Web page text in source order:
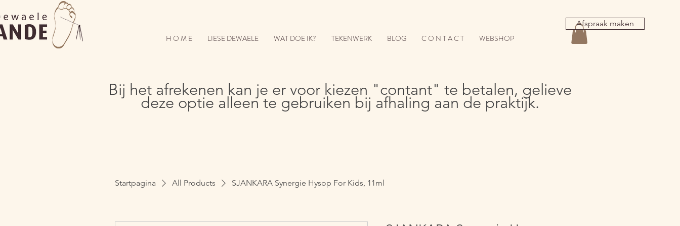
Afspraak maken
H O M E LIESE DEWAELE WAT DOE IK? TEKENWERK BLOG C O N T A C T WEBSHOP
Bij het afrekenen kan je er voor kiezen "contant" te betalen, gelieve
deze optie alleen te gebruiken bij afhaling aan de praktijk.
Startpagina All Products SJANKARA Synergie Hysop For Kids, 11ml